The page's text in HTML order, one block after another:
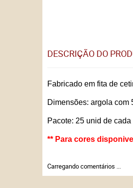
DESCRIÇÃO DO
Fabricado em fita de
Dimensões: argola com
Pacote: 25 unid de cada
** Para cores
Carregando comentários ...